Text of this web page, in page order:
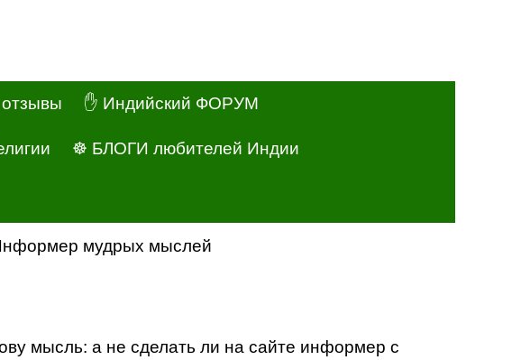
✋ Индийский ФОРУМ
☸ БЛОГИ любителей Индии
мудрых мыслей
мысль: а не сделать ли на сайте информер с